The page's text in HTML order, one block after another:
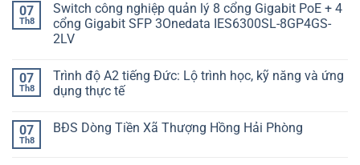
07
Th8
Switch công nghiệp quản lý 8 cổng Gigabit PoE + 4
cổng Gigabit SFP 3Onedata IES6300SL-8GP4GS-
2LV
07
Th8
Trình độ A2 tiếng Đức: Lộ trình học, kỹ năng và ứng
dụng thực tế
07
Th8
BĐS Dòng Tiền Xã Thượng Hồng Hải Phòng